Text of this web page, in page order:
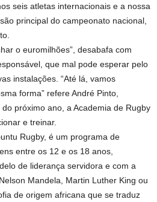
seis atletas internacionais e a nossa
principal do campeonato nacional,
o euromilhões”, desabafa com
que mal pode esperar pelo
instalações. “Até lá, vamos
forma” refere André Pinto,
próximo ano, a Academia de Rugby
e treinar.
Rugby, é um programa de
entre os 12 e os 18 anos,
de liderança servidora e com a
Mandela, Martin Luther King ou
de origem africana que se traduz